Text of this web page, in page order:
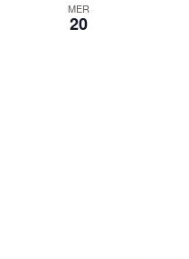
MER
20